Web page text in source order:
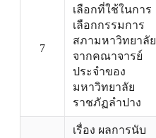
7
เลือกที่ใช้ในการ
เลือกกรรมการ
สภามหาวิทยาลัย
จากคณาจารย์
ประจำของ
มหาวิทยาลัย
ราชภัฏลำปาง
เรื่อง ผลการนับ